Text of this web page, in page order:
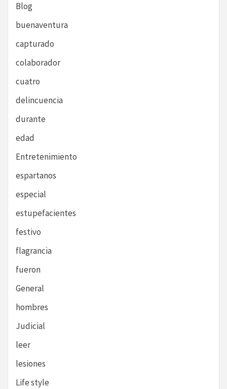
Blog
buenaventura
capturado
colaborador
cuatro
delincuencia
durante
edad
Entretenimiento
espartanos
especial
estupefacientes
festivo
flagrancia
fueron
General
hombres
Judicial
leer
lesiones
Life style